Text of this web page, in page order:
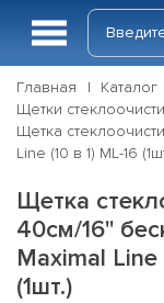
Главная Каталог
Щетки
Щетка
Line (10 в 1) ML-16
Щетка
40см/16''
Maximal Line
(1шт.)